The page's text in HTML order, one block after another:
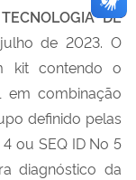
DE
de 2023. O
kit contendo o
em combinação
definido pelas
ou SEQ ID No 5
diagnóstico da